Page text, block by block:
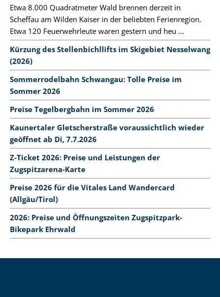
Etwa 8.000 Quadratmeter Wald brennen derzeit in
Scheffau am Wilden Kaiser in der beliebten Ferienregion.
Etwa 120 Feuerwehrleute waren gestern und heu ...
Kürzung des Stellenbichllifts im Skigebiet Nesselwang
(2026)
Sommerrodelbahn Schwangau: Tolle Preise im
Sommer 2026
Preise Tegelbergbahn im Sommer 2026
Kaunertaler Gletscherstraße voraussichtlich wieder
geöffnet ab Di, 7.7.2026
Z-Ticket 2026: Preise und Leistungen der
Zugspitzarena-Karte
Preise 2026 für die Vitales Land Wandercard
(Allgäu/Tirol)
2026: Preise und Öffnungszeiten Zugspitzpark-
Bikepark Ehrwald